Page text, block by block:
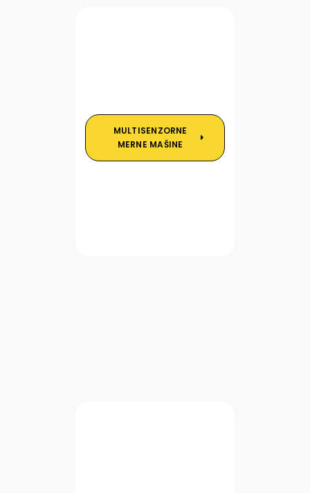
MULTISENZORNE
MERNE MAŠINE